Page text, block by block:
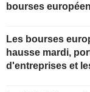
bourses
Les bourses
hausse mardi,
d'entreprises et